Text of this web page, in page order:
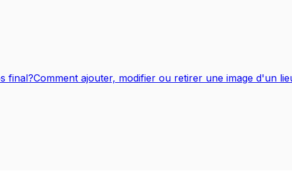
final?Comment ajouter, modifier ou retirer une image d'un